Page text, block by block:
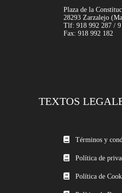
Plaza de la
28293 Zarzalejo
Tlf: 918 992 287 /
Fax: 918 992 182
TEXTOS
Términos y
Política de
Política de